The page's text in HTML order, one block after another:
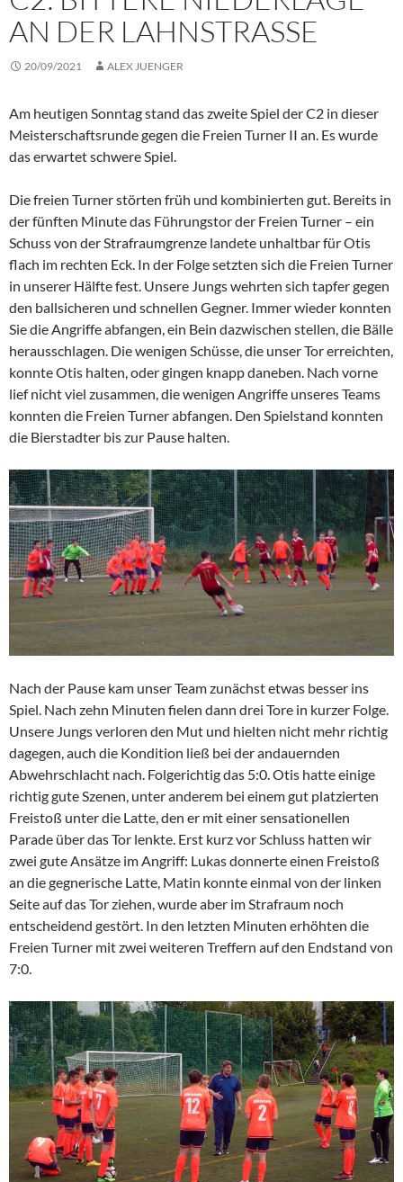
AN DER LAHNSTRASSE
20/09/2021 ALEX JUENGER
Am heutigen Sonntag stand das zweite Spiel der C2 in dieser
Meisterschaftsrunde gegen die Freien Turner II an. Es wurde
das erwartet schwere Spiel.
Die freien Turner störten früh und kombinierten gut. Bereits in
der fünften Minute das Führungstor der Freien Turner – ein
Schuss von der Strafraumgrenze landete unhaltbar für Otis
flach im rechten Eck. In der Folge setzten sich die Freien Turner
in unserer Hälfte fest. Unsere Jungs wehrten sich tapfer gegen
den ballsicheren und schnellen Gegner. Immer wieder konnten
Sie die Angriffe abfangen, ein Bein dazwischen stellen, die Bälle
herausschlagen. Die wenigen Schüsse, die unser Tor erreichten,
konnte Otis halten, oder gingen knapp daneben. Nach vorne
lief nicht viel zusammen, die wenigen Angriffe unseres Teams
konnten die Freien Turner abfangen. Den Spielstand konnten
die Bierstadter bis zur Pause halten.
Nach der Pause kam unser Team zunächst etwas besser ins
Spiel. Nach zehn Minuten fielen dann drei Tore in kurzer Folge.
Unsere Jungs verloren den Mut und hielten nicht mehr richtig
dagegen, auch die Kondition ließ bei der andauernden
Abwehrschlacht nach. Folgerichtig das 5:0. Otis hatte einige
richtig gute Szenen, unter anderem bei einem gut platzierten
Freistoß unter die Latte, den er mit einer sensationellen
Parade über das Tor lenkte. Erst kurz vor Schluss hatten wir
zwei gute Ansätze im Angriff: Lukas donnerte einen Freistoß
an die gegnerische Latte, Matin konnte einmal von der linken
Seite auf das Tor ziehen, wurde aber im Strafraum noch
entscheidend gestört. In den letzten Minuten erhöhten die
Freien Turner mit zwei weiteren Treffern auf den Endstand von
7:0.